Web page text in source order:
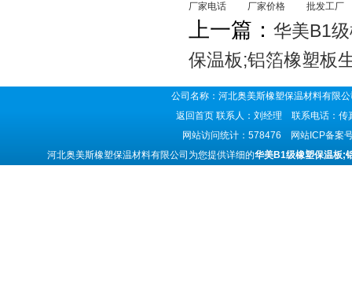
厂家电话
厂家价格
批发工厂
上一篇： 华美B1
保温板;铝箔橡塑板
公司名称：河北奥美斯橡塑保温材料有
返回首页 联系人：刘经理 联系电话：
网站访问统计：578476 网站ICP备案
河北奥美斯橡塑保温材料有限公司为您提供详细的华美B1级橡塑保温板;